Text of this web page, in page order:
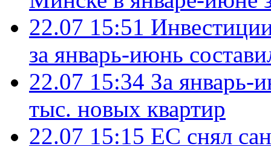
22.07 15:51
за январь-июнь
22.07 15:34 За январь-
тыс. новых квартир
22.07 15:15 ЕС снял